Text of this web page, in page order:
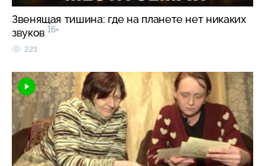
Звенящая тишина: где на планете нет никаких
звуков 16+
223